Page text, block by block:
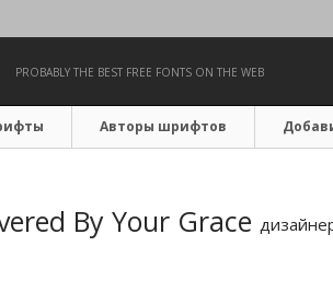
PROBABLY THE BEST FREE FONTS ON THE WEB
Авторы шрифтов
By Your Grace